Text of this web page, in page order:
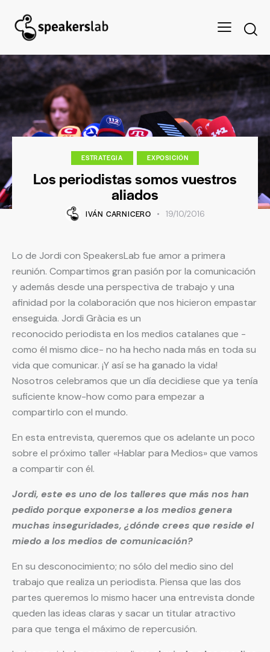
ESTRATEGIA EXPOSICIÓN
Los periodistas somos vuestros
aliados
IVÁN CARNICERO 19/10/2016
Lo de Jordi con SpeakersLab fue amor a primera
reunión. Compartimos gran pasión por la comunicación
y además desde una perspectiva de trabajo y una
afinidad por la colaboración que nos hicieron empastar
enseguida. Jordi Gràcia es un
reconocido periodista en los medios catalanes que -
como él mismo dice- no ha hecho nada más en toda su
vida que comunicar. ¡Y así se ha ganado la vida!
Nosotros celebramos que un día decidiese que ya tenía
suficiente know-how como para empezar a
compartirlo con el mundo.
En esta entrevista, queremos que os adelante un poco
sobre el próximo taller «Hablar para Medios» que vamos
a compartir con él.
Jordi, este es uno de los talleres que más nos han
pedido porque exponerse a los medios genera
muchas inseguridades, ¿dónde crees que reside el
miedo a los medios de comunicación?
En su desconocimiento; no sólo del medio sino del
trabajo que realiza un periodista. Piensa que las dos
partes queremos lo mismo hacer una entrevista donde
queden las ideas claras y sacar un titular atractivo
para que tenga el máximo de repercusión.